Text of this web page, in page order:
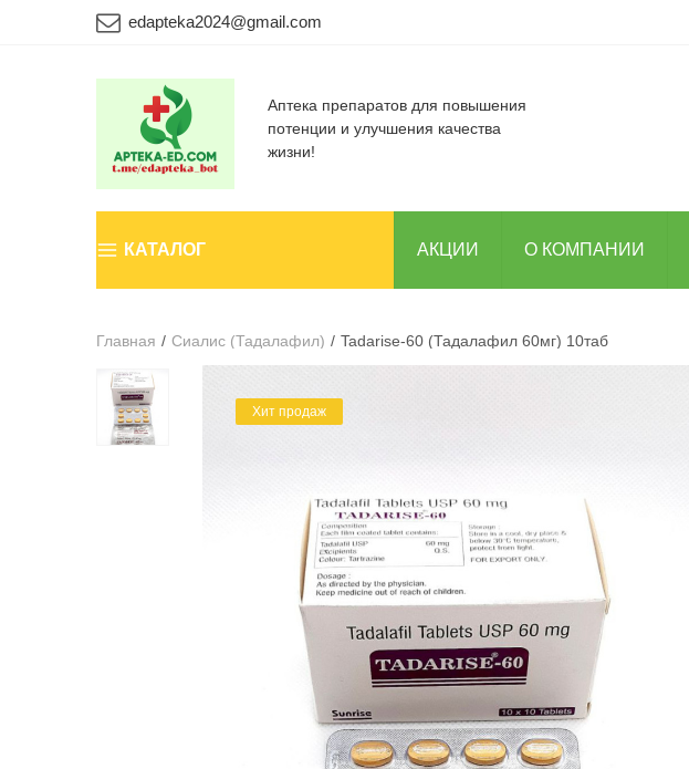
edapteka2024@gmail.com
Аптека препаратов для повышения
потенции и улучшения качества
жизни!
КАТАЛОГ АКЦИИ О КОМПАНИИ
Главная / Сиалис (Тадалафил) / Tadarise-60 (Тадалафил 60мг) 10таб
Хит продаж